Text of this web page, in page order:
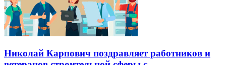
Николай Карпович поздравляет работников и